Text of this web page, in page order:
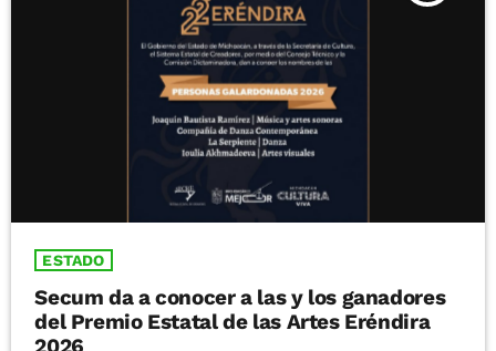
ESTADO
Secum da a conocer a las y los ganadores
del Premio Estatal de las Artes Eréndira
2026